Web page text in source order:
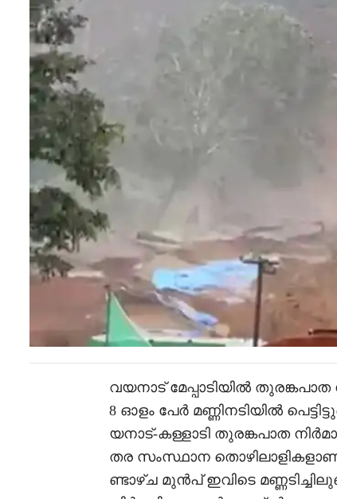
വയനാട് മേപ്പാടിയിൽ തുരങ്കപാത
8 ഓളം പേർ മണ്ണിനടിയിൽ
യനാട്-കള്ളാടി തുരങ്കപാത
തര സംസ്ഥാന
ണ്ടാഴ്ച‌ മുൻപ് ഇവിടെ